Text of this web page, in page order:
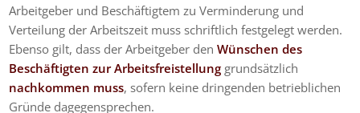
Arbeitgeber und Beschäftigtem zu Verminderung und
Verteilung der Arbeitszeit muss schriftlich festgelegt werden.
Ebenso gilt, dass der Arbeitgeber denWünschen des
Beschäftigten zur Arbeitsfreistellung grundsätzlich
nachkommen muss, sofern keine dringenden betrieblichen
Gründe dagegensprechen.